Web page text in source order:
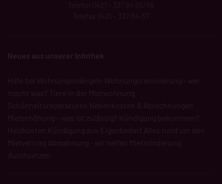
Telefon 0421 – 337 84 55/56
Telefax 0421 – 337 84-57
Neues aus unserer Infothek
Hilfe bei Wohnungsmängeln Wohnungsrenovierung - wer
macht was? Tiere in der Mietwohnung
Schönheitsreparaturen Nebenkosten & Abrechnungen
Mieterhöhung - was ist zulässig? Kündigung bekommen?
Heizkosten Kündigung aus Eigenbedarf Alles rund um den
Mietvertrag Abmahnung - wir helfen Mietminderung
durchsetzen